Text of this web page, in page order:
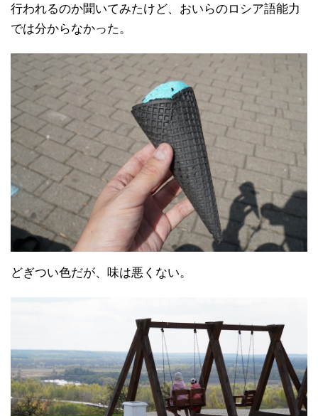
行われるのか聞いてみたけど、おいらのロシア語能力
では分からなかった。
どぎつい色だが、味は悪くない。